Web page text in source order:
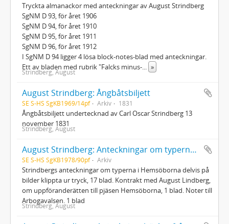
Tryckta almanackor med anteckningar av August Strindberg
SgNM D 93, för året 1906
SgNM D 94, för året 1910
SgNM D 95, för året 1911
SgNM D 96, för året 1912
I SgNM D 94 ligger 4 lösa block-notes-blad med anteckningar.
Ett av bladen med rubrik "Falcks minus-
»
Strindberg, August
August Strindberg: Ångbåtsbiljett
SE S-HS SgKB1969/14pf Arkiv 1831
Ångbåtsbiljett undertecknad av Carl Oscar Strindberg 13
november 1831
Strindberg, August
August Strindberg: Anteckningar om typerna i Hemsöborna, kontrakt om uppföranderätten till pjäsen och noter till Arbogavalsen
SE S-HS SgKB1978/90pf Arkiv
Strindbergs anteckningar om typerna i Hemsöborna delvis på
bilder klippta ur tryck, 17 blad. Kontrakt med August Lindberg,
om uppföranderätten till pjäsen Hemsöborna, 1 blad. Noter till
Arbogavalsen. 1 blad
Strindberg, August